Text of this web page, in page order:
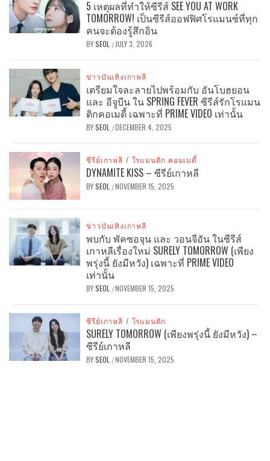
5 เหตุผลที่ทำให้ซีรีส์ SEE YOU AT WORK
TOMORROW! เป็นซีรีส์ออฟฟิศโรแมนซ์ที่ทุก
คนจะต้องรู้สึกอิน
BYSEOL / JULY 3, 2026
ข่าวบันเทิงเกาหลี
เตรียมใจละลายไปพร้อมกับ อันโบฮยอน
และ อีจูบีน ใน SPRING FEVER ซีรีส์รักโรแมน
ติกคอเมดี้ เฉพาะที่ PRIME VIDEO เท่านั้น
BYSEOL /DECEMBER 4, 2025
ซีรีย์เกาหลี / โรแมนติก คอมเมดี้
DYNAMITE KISS – ซีรีย์เกาหลี
BYSEOL /NOVEMBER 15, 2025
ข่าวบันเทิงเกาหลี
พบกับ พัคซอจุน และ วอนจีอัน ในซีรีส์
เกาหลีเรื่องใหม่ SURELY TOMORROW (เพียง
พรุ่งนี้ ยังมีหวัง) เฉพาะที่ PRIME VIDEO
เท่านั้น
BYSEOL /NOVEMBER 15, 2025
ซีรีย์เกาหลี / โรแมนติก
SURELY TOMORROW (เพียงพรุ่งนี้ ยังมีหวัง) –
ซีรีย์เกาหลี
BYSEOL /NOVEMBER 15, 2025